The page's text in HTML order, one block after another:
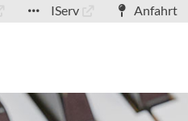
Anfahrt
IServ